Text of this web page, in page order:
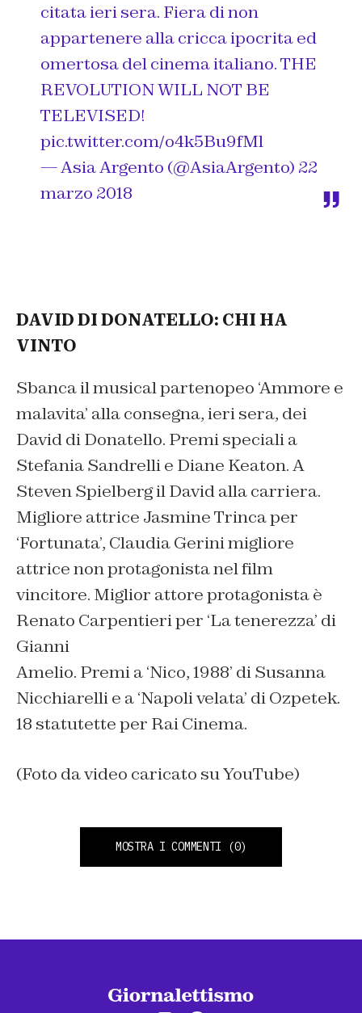
citata ieri sera. Fiera di non
appartenere alla cricca ipocrita ed
omertosa del cinema italiano. THE
REVOLUTION WILL NOT BE
TELEVISED!
pic.twitter.com/o4k5Bu9fMl
— Asia Argento (@AsiaArgento) 22
marzo 2018
DAVID DI DONATELLO: CHI HA
VINTO
Sbanca il musical partenopeo ‘Ammore e
malavita’ alla consegna, ieri sera, dei
David di Donatello. Premi speciali a
Stefania Sandrelli e Diane Keaton. A
Steven Spielberg il David alla carriera.
Migliore attrice Jasmine Trinca per
‘Fortunata’, Claudia Gerini migliore
attrice non protagonista nel film
vincitore. Miglior attore protagonista è
Renato Carpentieri per ‘La tenerezza’ di
Gianni
Amelio. Premi a ‘Nico, 1988’ di Susanna
Nicchiarelli e a ‘Napoli velata’ di Ozpetek.
18 statutette per Rai Cinema.
(Foto da video caricato su YouTube)
MOSTRA I COMMENTI (0)